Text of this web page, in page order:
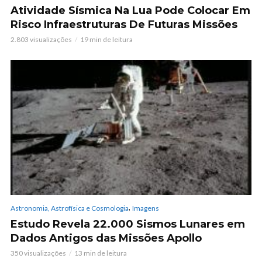
Atividade Sísmica Na Lua Pode Colocar Em
Risco Infraestruturas De Futuras Missões
2.803 visualizações 19 min de leitura
Astronomia, Astrofísica e Cosmologia, Imagens
Estudo Revela 22.000 Sismos Lunares em
Dados Antigos das Missões Apollo
350 visualizações 13 min de leitura